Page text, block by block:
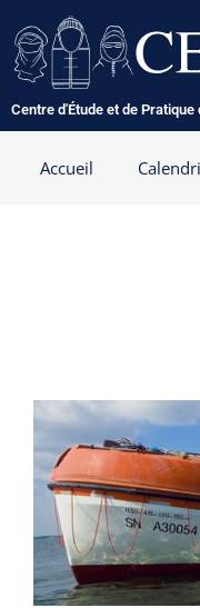
au
contenu
Centre d'Étude et de Pratique
Accueil